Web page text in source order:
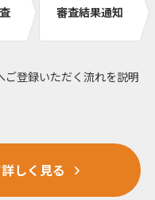
審査結果通知
登録いただく流れを説明
しく見る